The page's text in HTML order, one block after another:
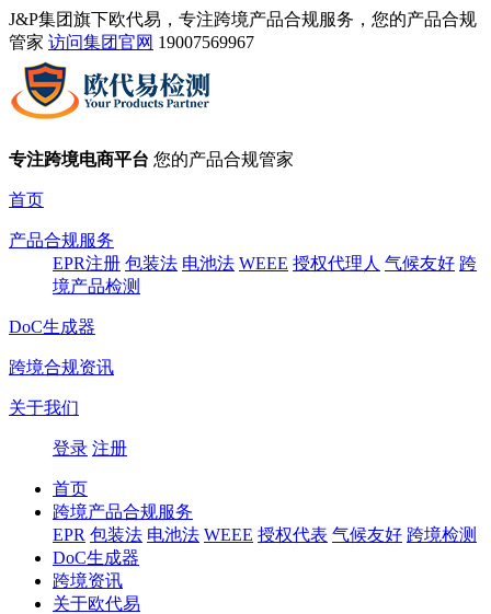
J&P集团旗下欧代易，专注跨境产品合规服务，您的产品合规
管家 访问集团官网 19007569967
专注跨境电商平台 您的产品合规管家
首页
产品合规服务
EPR注册 包装法 电池法 WEEE 授权代理人 气候友好 跨
境产品检测
DoC生成器
跨境合规资讯
关于我们
登录 注册
首页
跨境产品合规服务
EPR 包装法 电池法 WEEE 授权代表 气候友好 跨境检测
DoC生成器
跨境资讯
关于欧代易